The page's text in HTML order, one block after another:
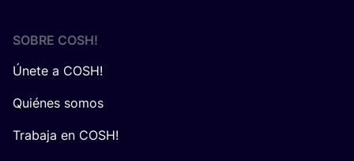
SOBRE COSH!
Únete a COSH!
Quiénes somos
Trabaja en COSH!